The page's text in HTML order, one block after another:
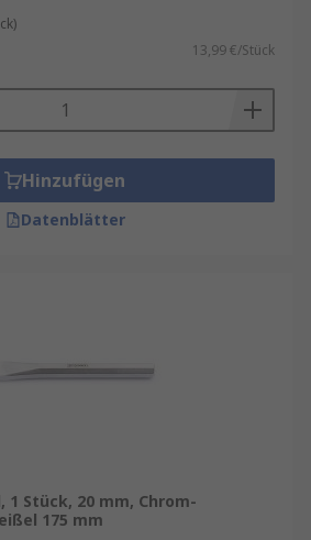
13,99 €/Stück
Hinzufügen
Datenblätter
1 Stück, 20 mm, Chrom-
175 mm